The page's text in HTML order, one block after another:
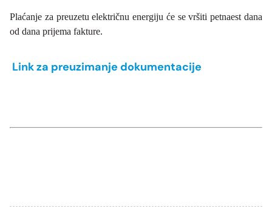
Plaćanje za preuzetu električnu energiju će se vršiti petnaest dana
od dana prijema fakture.
Link za preuzimanje dokumentacije